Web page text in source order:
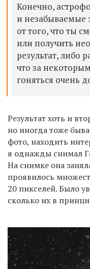
Конечно,
и незабываемые
от того, что ты
или получить
результат, либо
что за
гоняться очень
Результат хоть и
но иногда тоже
фото, находить
я однажды снимал
На снимке она
проявилось
20 пикселей. Было
сколько их в